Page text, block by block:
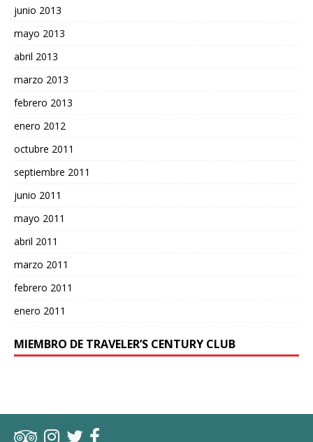
junio 2013
mayo 2013
abril 2013
marzo 2013
febrero 2013
enero 2012
octubre 2011
septiembre 2011
junio 2011
mayo 2011
abril 2011
marzo 2011
febrero 2011
enero 2011
MIEMBRO DE TRAVELER’S CENTURY CLUB